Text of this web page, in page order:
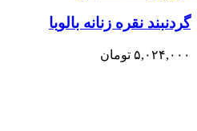
گردنبند نقره زنانه بالوبا
۵,۰۲۴,۰۰۰ تومان